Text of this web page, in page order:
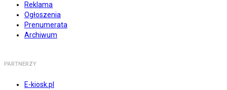
Reklama
Ogłoszenia
Prenumerata
Archiwum
PARTNERZY
E-kiosk.pl